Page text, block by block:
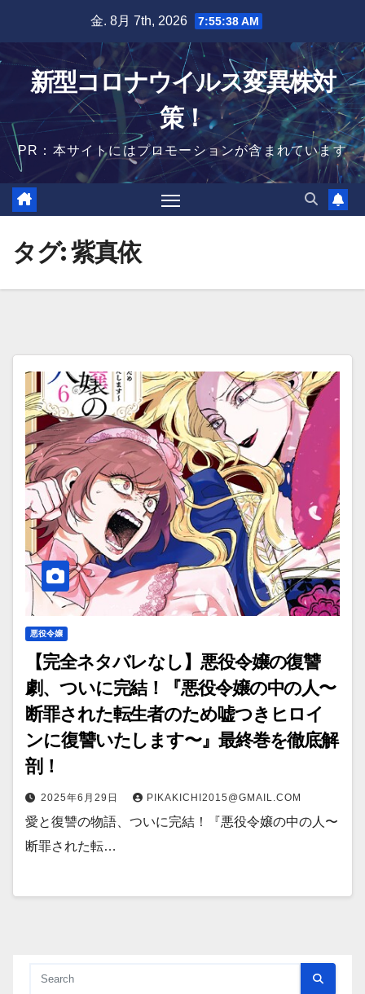
content
金. 8月 7th, 2026 7:55:38 AM
新型コロナウイルス変異株対
策！
PR：本サイトにはプロモーションが含まれています
タグ:紫真依
悪役令嬢
【完全ネタバレなし】悪役令嬢の復讐
劇、ついに完結！『悪役令嬢の中の人〜
断罪された転生者のため嘘つきヒロイ
ンに復讐いたします〜』最終巻を徹底解
剖！
2025年6月29日 PIKAKICHI2015@GMAIL.COM
愛と復讐の物語、ついに完結！『悪役令嬢の中の人〜
断罪された転…